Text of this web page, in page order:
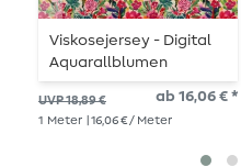
Viskosejersey - Digital
Aquarallblumen
Multicolor
UVP 18,89 € ab 16,06 € *
1 Meter | 16,06 € / Meter